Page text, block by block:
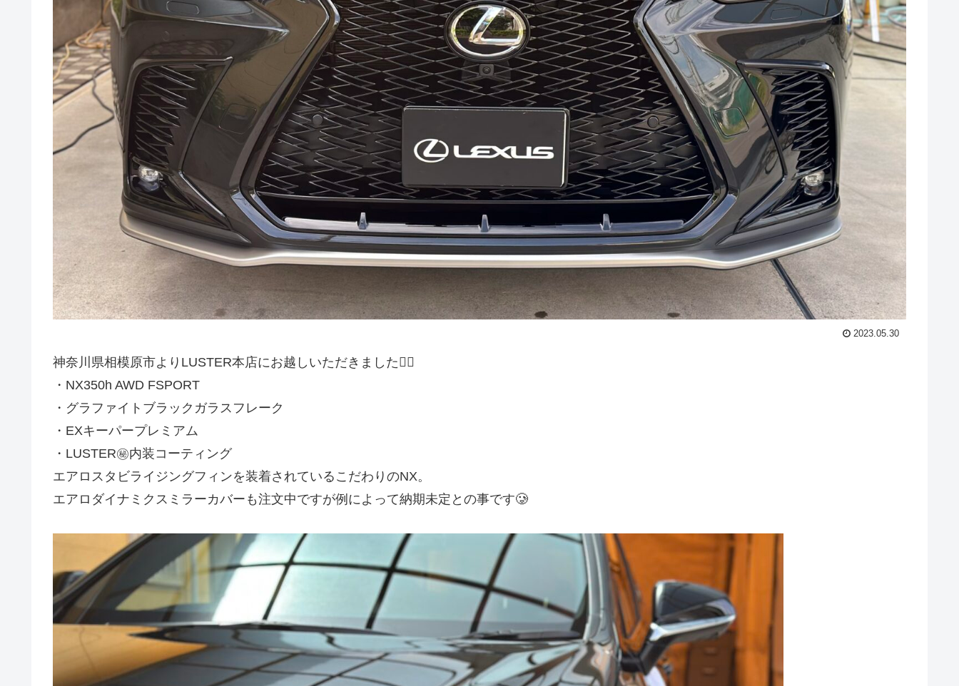
2023.05.30
神奈川県相模原市よりLUSTER本店にお越しいただきました🙇‍♂️
・NX350h AWD FSPORT
・グラファイトブラックガラスフレーク
・EXキーパープレミアム
・LUSTER㊙️内装コーティング
エアロスタビライジングフィンを装着されているこだわりのNX。
エアロダイナミクスミラーカバーも注文中ですが例によって納期未定との事です🥲